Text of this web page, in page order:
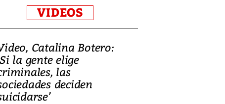
VIDEOS
Catalina Botero:
la gente elige
las
deciden